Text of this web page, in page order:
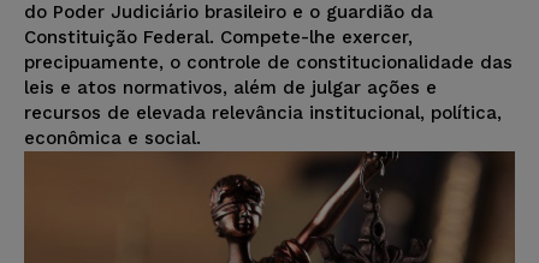
do Poder Judiciário brasileiro e o guardião da
Constituição Federal. Compete-lhe exercer,
precipuamente, o controle de constitucionalidade das
leis e atos normativos, além de julgar ações e
recursos de elevada relevância institucional, política,
econômica e social.